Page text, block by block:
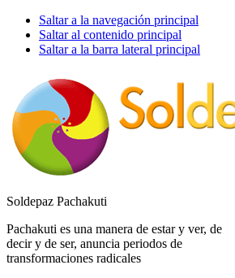
Saltar a la navegación principal
Saltar al contenido principal
Saltar a la barra lateral principal
Soldepaz Pachakuti
Pachakuti es una manera de estar y ver, de
decir y de ser, anuncia periodos de
transformaciones radicales